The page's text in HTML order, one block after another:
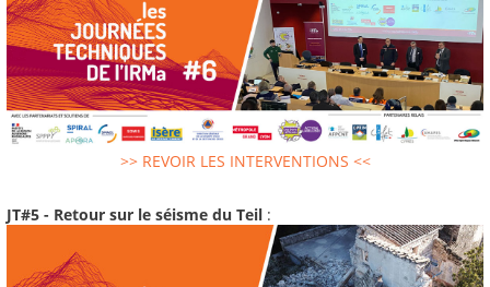
>> REVOIR LES INTERVENTIONS <<
JT#5 - Retour sur le séisme du Teil :